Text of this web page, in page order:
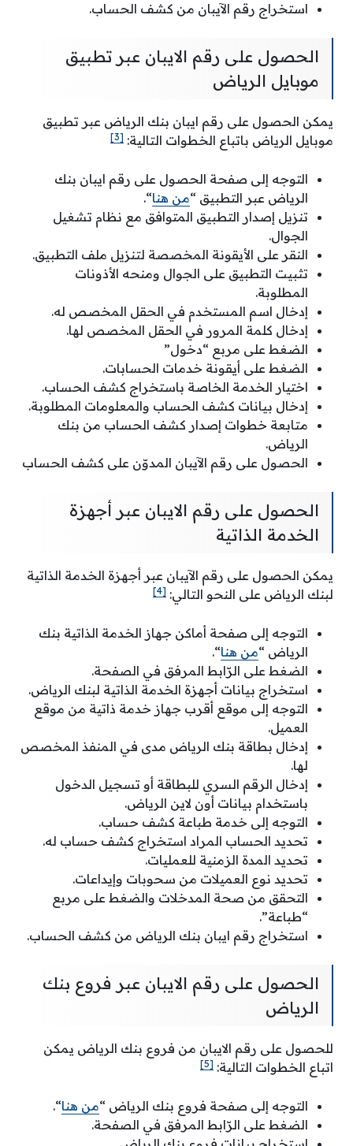
استخراج رقم الآيبان من كشف الحساب.
الحصول على رقم الايبان عبر تطبيق
موبايل الرياض
يمكن الحصول على رقم ايبان بنك الرياض عبر تطبيق
موبايل الرياض باتباع الخطوات التالية: [3]
التوجه إلى صفحة الحصول على رقم ايبان بنك
الرياض عبر التطبيق “من هنا“.
تنزيل إصدار التطبيق المتوافق مع نظام تشغيل
الجوال.
النقر على الأيقونة المخصصة لتنزيل ملف التطبيق.
تثبيت التطبيق على الجوال ومنحه الأذونات
المطلوبة.
إدخال اسم المستخدم في الحقل المخصص له.
إدخال كلمة المرور في الحقل المخصص لها.
الضغط على مربع “دخول”
الضغط على أيقونة خدمات الحسابات.
اختيار الخدمة الخاصة باستخراج كشف الحساب.
إدخال بيانات كشف الحساب والمعلومات المطلوبة.
متابعة خطوات إصدار كشف الحساب من بنك
الرياض.
الحصول على رقم الآيبان المدوّن على كشف الحساب
الحصول على رقم الايبان عبر أجهزة
الخدمة الذاتية
يمكن الحصول على رقم الآيبان عبر أجهزة الخدمة الذاتية
لبنك الرياض على النحو التالي: [4]
التوجه إلى صفحة أماكن جهاز الخدمة الذاتية بنك
الرياض “من هنا“.
الضغط على الرّابط المرفق في الصفحة.
استخراج بيانات أجهزة الخدمة الذاتية لبنك الرياض.
التوجه إلى موقع أقرب جهاز خدمة ذاتية من موقع
العميل.
إدخال بطاقة بنك الرياض مدى في المنفذ المخصص
لها.
إدخال الرقم السري للبطاقة أو تسجيل الدخول
باستخدام بيانات أون لاين الرياض.
التوجه إلى خدمة طباعة كشف حساب.
تحديد الحساب المراد استخراج كشف حساب له.
تحديد المدة الزمنية للعمليات.
تحديد نوع العميلات من سحوبات وإيداعات.
التحقق من صحة المدخلات والضغط على مربع
“طباعة”.
استخراج رقم ايبان بنك الرياض من كشف الحساب.
الحصول على رقم الايبان عبر فروع بنك
الرياض
للحصول على رقم الايبان من فروع بنك الرياض يمكن
اتباع الخطوات التالية: [5]
التوجه إلى صفحة فروع بنك الرياض “من هنا“.
الضغط على الرّابط المرفق في الصفحة.